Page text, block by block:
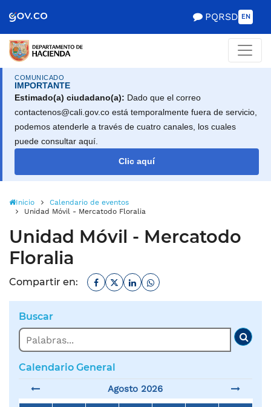
de Gobierno
PQRSD EN
COMUNICADO
IMPORTANTE
Estimado(a) ciudadano(a): Dado que el correo
contactenos@cali.gov.co está temporalmente fuera de servicio,
podemos atenderle a través de cuatro canales, los cuales
puede consultar aquí.
Clic aquí
Inicio
Calendario de eventos
Unidad Móvil - Mercatodo Floralia
Unidad Móvil - Mercatodo
Floralia
Compartir en: Facebook
TwitterLinkedinWhatsapp
Buscar
Buscar
Calendario General
Agosto 2026